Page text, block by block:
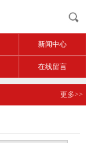
新闻中心
在线留言
更多>>